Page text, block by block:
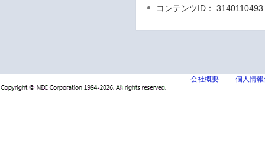
コンテンツID： 3140110493
会社概要 個人情